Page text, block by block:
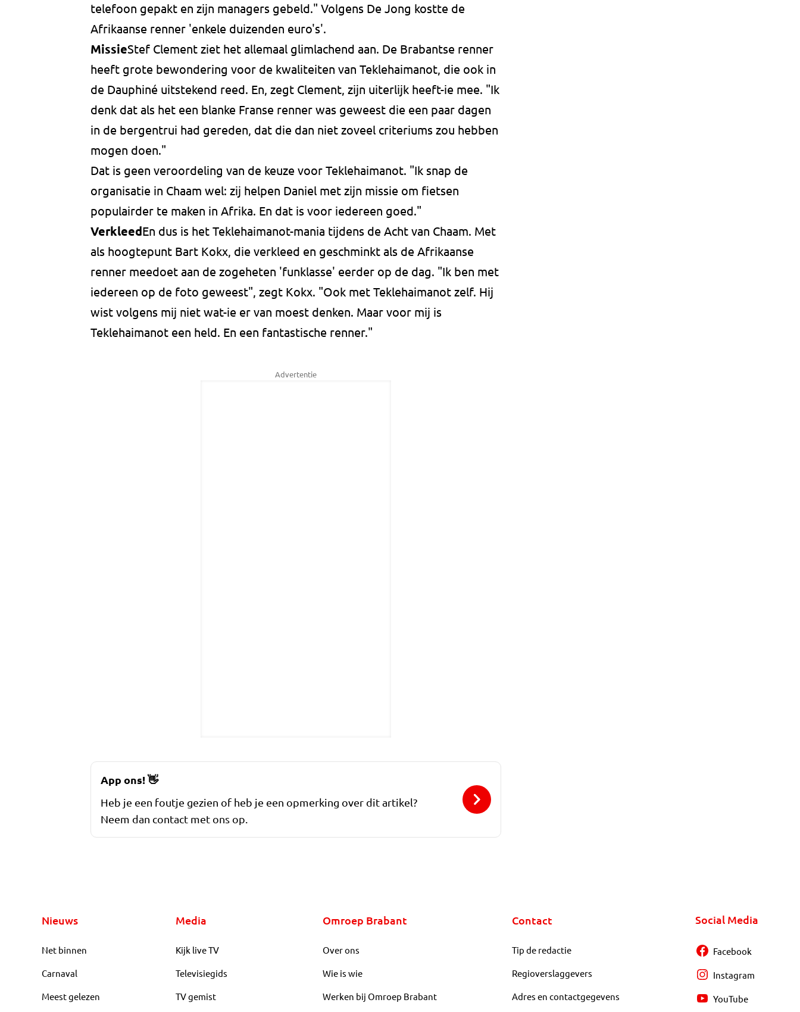
telefoon gepakt en zijn managers gebeld." Volgens De Jong kostte de
Afrikaanse renner 'enkele duizenden euro's'.
MissieStef Clement ziet het allemaal glimlachend aan. De Brabantse renner
heeft grote bewondering voor de kwaliteiten van Teklehaimanot, die ook in
de Dauphiné uitstekend reed. En, zegt Clement, zijn uiterlijk heeft-ie mee. "Ik
denk dat als het een blanke Franse renner was geweest die een paar dagen
in de bergentrui had gereden, dat die dan niet zoveel criteriums zou hebben
mogen doen."
Dat is geen veroordeling van de keuze voor Teklehaimanot. "Ik snap de
organisatie in Chaam wel: zij helpen Daniel met zijn missie om fietsen
populairder te maken in Afrika. En dat is voor iedereen goed."
VerkleedEn dus is het Teklehaimanot-mania tijdens de Acht van Chaam. Met
als hoogtepunt Bart Kokx, die verkleed en geschminkt als de Afrikaanse
renner meedoet aan de zogeheten 'funklasse' eerder op de dag. "Ik ben met
iedereen op de foto geweest", zegt Kokx. "Ook met Teklehaimanot zelf. Hij
wist volgens mij niet wat-ie er van moest denken. Maar voor mij is
Teklehaimanot een held. En een fantastische renner."
Advertentie
App ons!👋
Heb je een foutje gezien of heb je een opmerking over dit artikel?
Neem dan contact met ons op.
Nieuws
Net binnen
Carnaval
Meest gelezen
Media
Kijk live TV
Televisiegids
TV gemist
Omroep Brabant
Over ons
Wie is wie
Werken bij Omroep Brabant
Contact
Tip de redactie
Regioverslaggevers
Adres en contactgegevens
Social Media
Facebook
Instagram
YouTube